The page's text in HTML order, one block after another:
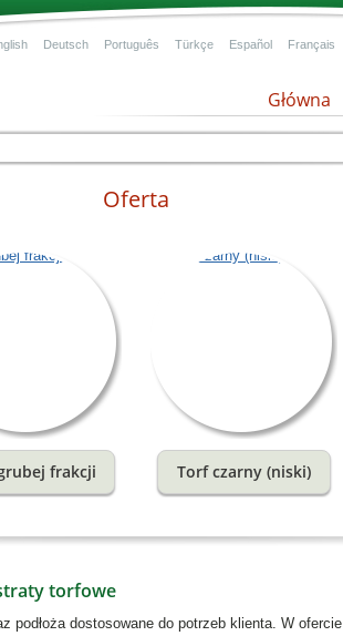
Deutsch Português Türkçe Español Français
Główna
Oferta
frakcji Torf czarny (niski)
torfowe
podłoża dostosowane do potrzeb klienta. W ofercie